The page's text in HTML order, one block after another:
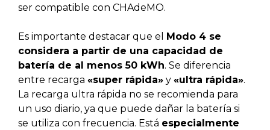
ser compatible con CHAdeMO.
Es importante destacar que el Modo 4 se
considera a partir de una capacidad de
batería de al menos 50 kWh. Se diferencia
entre recarga «super rápida» y «ultra rápida».
La recarga ultra rápida no se recomienda para
un uso diario, ya que puede dañar la batería si
se utiliza con frecuencia. Está especialmente